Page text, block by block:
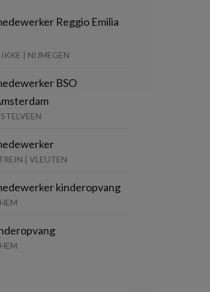
Reggio Emilia
| NIJMEGEN
BSO
| VLEUTEN
kinderopvang